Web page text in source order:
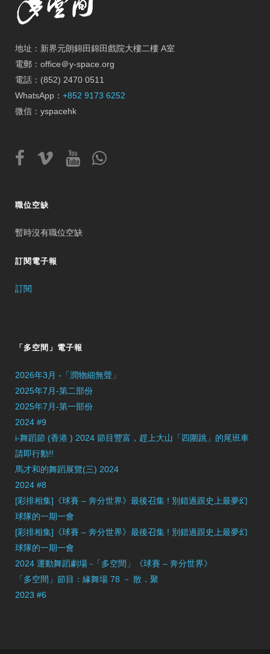
地址：新界元朗錦田錦田戲院大樓二樓 A室
電郵：office＠y-space.org
電話：(852) 2470 0511
WhatsApp： +852 9173 6252
微信：yspacehk
職位空缺
暫時沒有職位空缺
訂閱電子報
訂閱
「多空間」電子報
2026年3月 -「潤物細無聲」
2025年7月-第二部份
2025年7月-第一部份
2024 #9
i-舞蹈節 (香港 ) 2024 節目豐富，趕上大山「四圍跳」的尾班車
請即行動!!
馬才和的舞蹈展覽(三) 2024
2024 #8
[彩排相集]《球賽 – 奔分世界》最後召集 ! 別錯過跟史上最夢幻
球隊的一期一會
[彩排相集]《球賽 – 奔分世界》最後召集 ! 別錯過跟史上最夢幻
球隊的一期一會
2024 運動舞蹈劇場 -「多空間」《球賽 – 奔分世界》
「多空間」節目：緣舞場 78 － 散．聚
2023 #6